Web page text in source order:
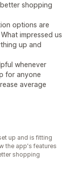
shopping
options are
impressed us
up and
whenever
for anyone
average
up and is fitting
the app's features
shopping